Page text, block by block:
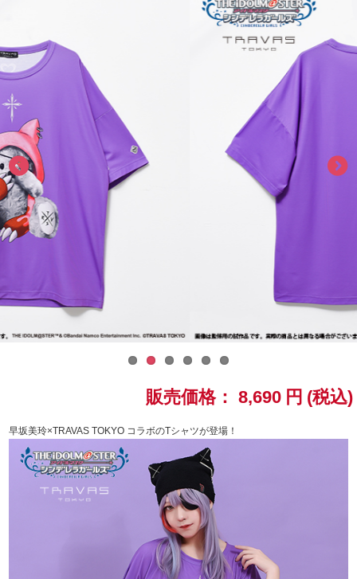
ASOBI STAGE
その他先行受付
テイルズ オブ シリーズ
電音部
鉄拳
太鼓の達人
ACE COMBAT
ナムコクラシック
スサノオマジック
ラブライブ！シリーズ
ラブライブ！
ラブライブ！サンシャイン‼
ラブライブ！虹ヶ咲学園スクールアイドル同好会
販売価格： 8,690 円 (税込)
早坂美玲×TRAVAS TOKYO コラボのTシャツが登場！